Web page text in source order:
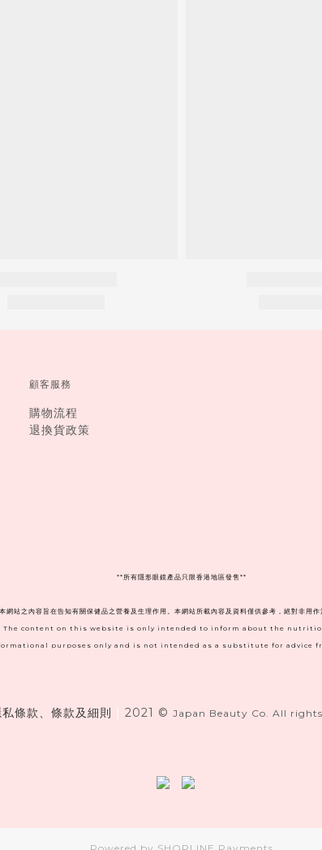
顧客服務
購物流程
退換貨政策
** 所有隱形眼鏡產品只限香港地區發售**
網站之內容旨在告知有關保健品之營養及生理作用。本網站所載內容及資料僅供參考，絕對非用
content on this website is only intended to inform about the
purposes only and is not intended as a substitute for advice
條款、條款及細則 2021 © Japan Beauty Co. All rights